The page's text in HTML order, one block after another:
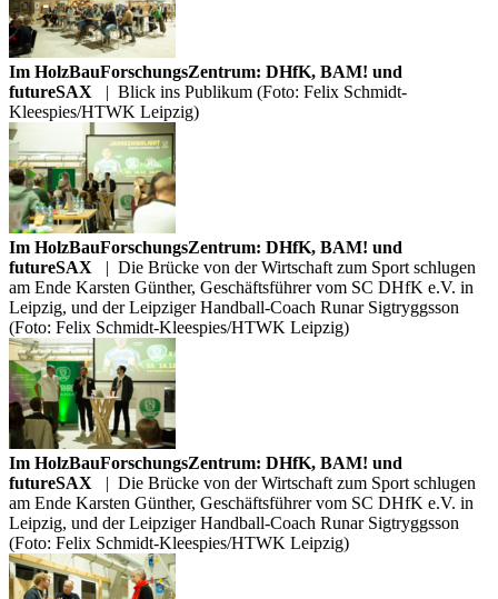
Im HolzBauForschungsZentrum: DHfK, BAM! und
futureSAX | Blick ins Publikum (Foto: Felix Schmidt-
Kleespies/HTWK Leipzig)
Im HolzBauForschungsZentrum: DHfK, BAM! und
futureSAX | Die Brücke von der Wirtschaft zum Sport schlugen
am Ende Karsten Günther, Geschäftsführer vom SC DHfK e.V. in
Leipzig, und der Leipziger Handball-Coach Runar Sigtryggsson
(Foto: Felix Schmidt-Kleespies/HTWK Leipzig)
Im HolzBauForschungsZentrum: DHfK, BAM! und
futureSAX | Die Brücke von der Wirtschaft zum Sport schlugen
am Ende Karsten Günther, Geschäftsführer vom SC DHfK e.V. in
Leipzig, und der Leipziger Handball-Coach Runar Sigtryggsson
(Foto: Felix Schmidt-Kleespies/HTWK Leipzig)